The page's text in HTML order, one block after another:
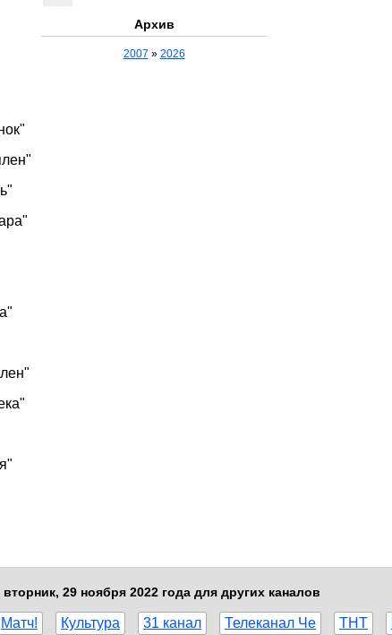
Архив
2007 » 2026
29 ноября 2022 года для других каналов
Матч! Культура 31 канал Телеканал Че ТНТ